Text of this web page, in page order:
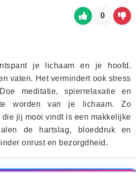
0
je lichaam en je hoofd.
vaten. Het vermindert ook stress
meditatie, spierrelaxatie en
te worden van je lichaam. Zo
jij mooi vindt is een makkelijke
de hartslag, bloeddruk en
onrust en bezorgdheid.